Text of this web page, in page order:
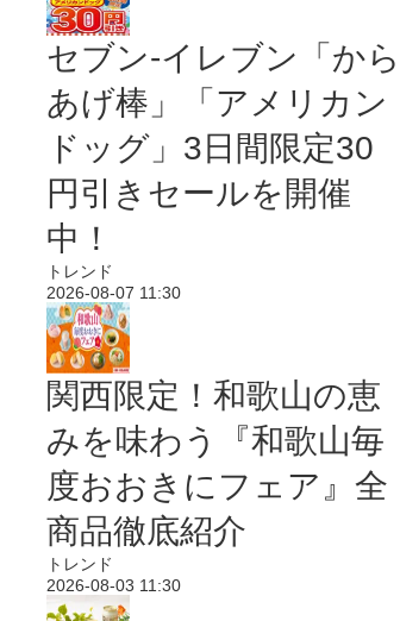
セブン‐イレブン「から
あげ棒」「アメリカン
ドッグ」3日間限定30
円引きセールを開催
中！
トレンド
2026-08-07 11:30
関西限定！和歌山の恵
みを味わう『和歌山毎
度おおきにフェア』全
商品徹底紹介
トレンド
2026-08-03 11:30